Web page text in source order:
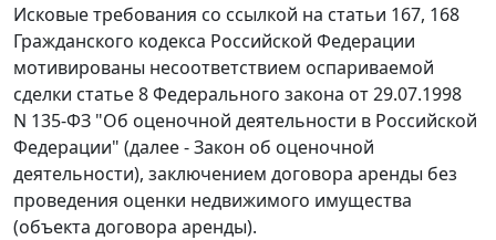
Исковые требования со ссылкой на статьи 167, 168
Гражданского кодекса Российской Федерации
мотивированы несоответствием оспариваемой
сделки статье 8Федерального закона от 29.07.1998
N 135-ФЗ "Об оценочной деятельности в Российской
Федерации" (далее - Закон об оценочной
деятельности), заключением договора аренды без
проведения оценки недвижимого имущества
(объекта договора аренды).